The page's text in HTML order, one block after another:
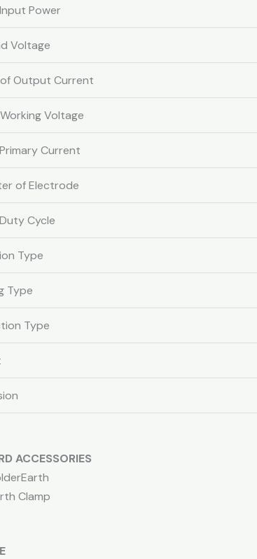
Power
Voltage
of Output Current
Voltage
Current
of Electrode
Cycle
Type
Type
Type
ACCESSORIES
Clamp